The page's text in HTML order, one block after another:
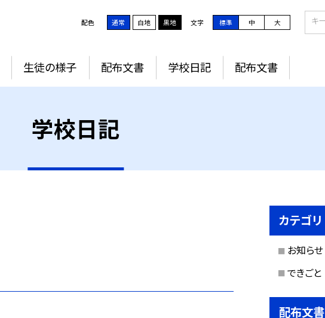
配色 通常 白地 黒地 文字 標準 中 大
生徒の様子 配布文書 学校日記 配布文書
学校日記
カテゴリ
お知らせ
できごと
配布文書